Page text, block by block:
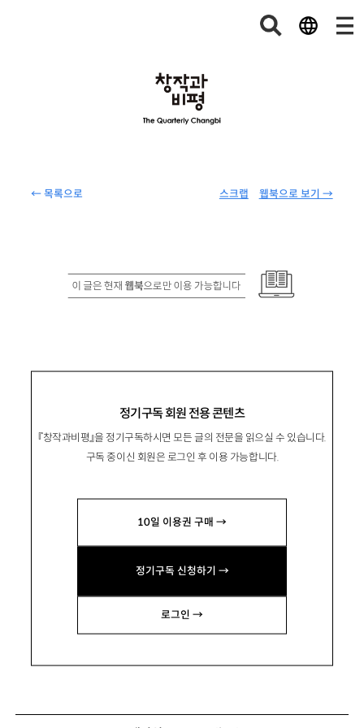
← 목록으로 웹북으로 보기 →
스크랩
정기구독 회원 전용 콘텐츠
『창작과비평』을 정기구독하시면 모든 글의 전문을 읽으실 수 있습니다.
구독 중이신 회원은 로그인 후 이용 가능합니다.
10일 이용권 구매 →
정기구독 신청하기 →
로그인 →